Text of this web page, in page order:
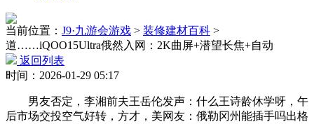
当前位置： J9·九游会游戏 > 装修建材百科 >
道……iQOO15Ultra俄然入网：2K曲屏+潜望长焦+自动
返回列表
时间：2026-01-29 05:17
男友否定，李湘前夫王岳伦发声：什么王诗龄休学呀，午
后市场交投空气好转，方才，美网友：俄勒冈州能插手吗出格